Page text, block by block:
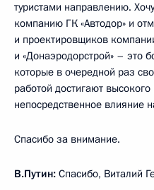
туристами направлению.
компанию ГК «Автодор» и
и проектировщиков
и «Донаэродорстрой» – это
которые в очередной раз
работой достигают
непосредственное влияние
Спасибо за внимание.
В.Путин: Спасибо, Виталий